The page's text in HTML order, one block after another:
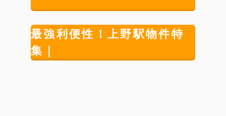
最強利便性！上野駅物件特
集｜